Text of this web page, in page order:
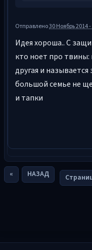
Отправлено30 Ноябрь 2014
Идея хороша.. С
кто ноет про
другая и
большой семье не
и тапки
« НАЗАД